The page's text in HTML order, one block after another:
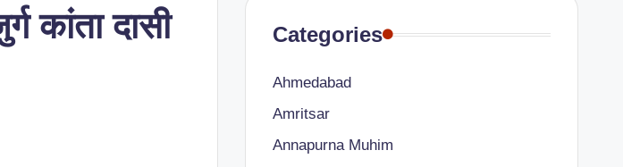
कांता दासी
Categories
Ahmedabad
Amritsar
Annapurna Muhim